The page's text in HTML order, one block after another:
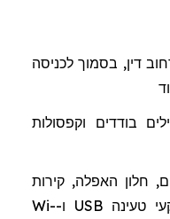
דין, בסמוך לכניסה
בודדים וקפסולות
חלון האפלה, קירות
טעינהUSB ו-Wi-